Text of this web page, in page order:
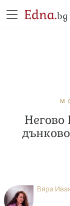
Edna.bg
Вяра